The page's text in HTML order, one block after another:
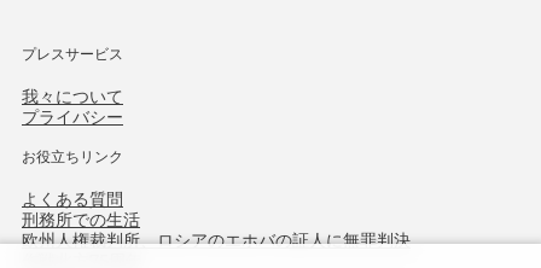
プレスサービス
我々について
プライバシー
お役立ちリンク
よくある質問
刑務所での生活
欧州人権裁判所、ロシアのエホバの証人に無罪判決